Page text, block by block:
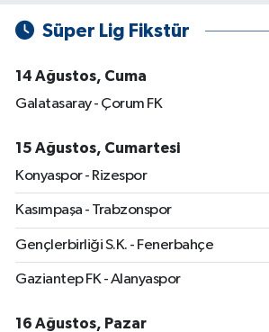
Süper Lig Fikstür
14 Ağustos, Cuma
Galatasaray - Çorum FK
15 Ağustos, Cumartesi
Konyaspor - Rizespor
Kasımpaşa - Trabzonspor
Gençlerbirliği S.K. - Fenerbahçe
Gaziantep FK - Alanyaspor
16 Ağustos, Pazar